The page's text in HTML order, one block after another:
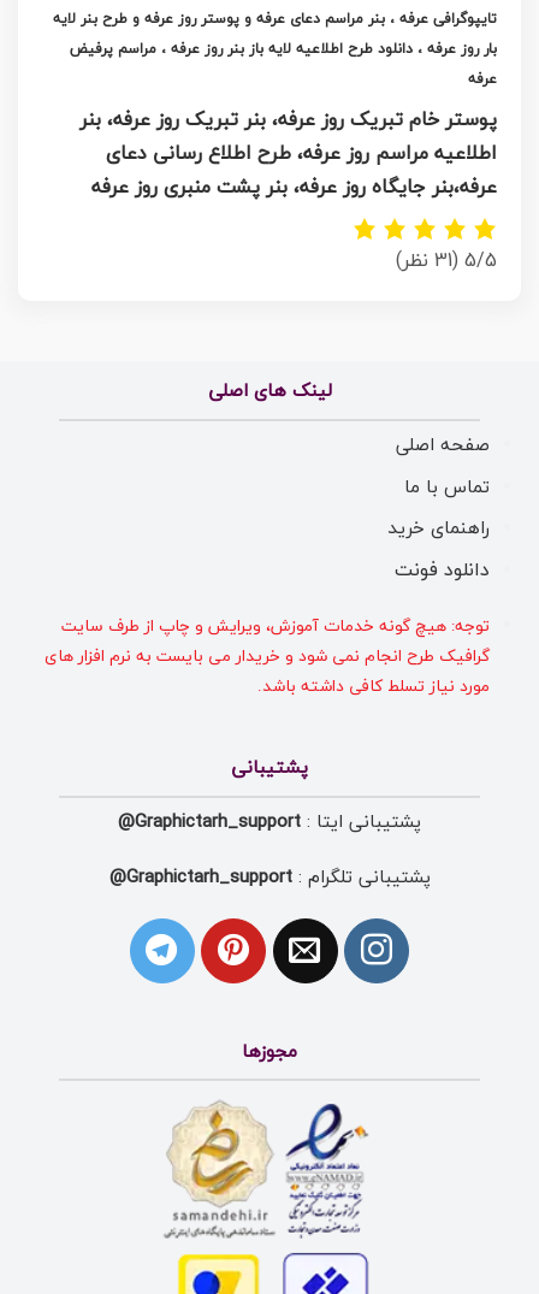
تایپوگرافی عرفه ، بنر مراسم دعای عرفه و پوستر روز عرفه و طرح بنر لایه
بار روز عرفه ، دانلود طرح اطلاعیه لایه باز بنر روز عرفه ، مراسم پرفیض
عرفه
پوستر خام تبریک روز عرفه، بنر تبریک روز عرفه، بنر
اطلاعیه مراسم روز عرفه، طرح اطلاع رسانی دعای
عرفه،بنر جایگاه روز عرفه، بنر پشت منبری روز عرفه
5/5 (31 نظر)
لینک های اصلی
صفحه اصلی
تماس با ما
راهنمای خرید
دانلود فونت
توجه: هیچ گونه خدمات آموزش، ویرایش و چاپ از طرف سایت
گرافیک طرح انجام نمی شود و خریدار می بایست به نرم افزار های
مورد نیاز تسلط کافی داشته باشد.
پشتیبانی
پشتیبانی ایتا : Graphictarh_support@
پشتیبانی تلگرام :Graphictarh_support@
مجوزها